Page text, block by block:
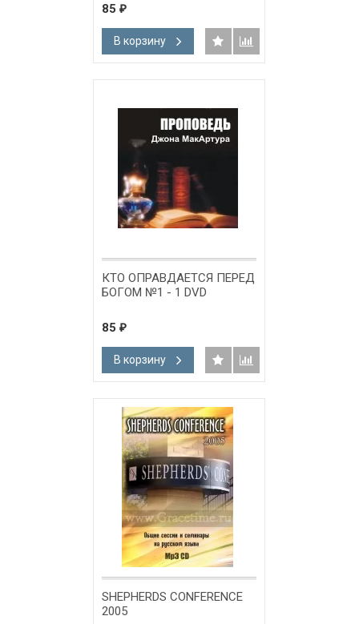
85 ₽
В корзину
КТО ОПРАВДАЕТСЯ ПЕРЕД
БОГОМ №1 - 1 DVD
85 ₽
В корзину
SHEPHERDS CONFERENCE
2005